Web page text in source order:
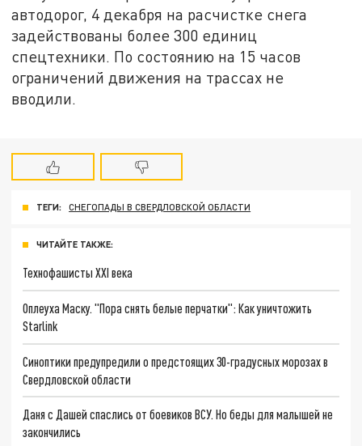
автодорог, 4 декабря на расчистке снега
задействованы более 300 единиц
спецтехники. По состоянию на 15 часов
ограничений движения на трассах не
вводили.
ТЕГИ: СНЕГОПАДЫ В СВЕРДЛОВСКОЙ ОБЛАСТИ
ЧИТАЙТЕ ТАКЖЕ:
Технофашисты XXI века
Оплеуха Маску. "Пора снять белые перчатки": Как уничтожить
Starlink
Синоптики предупредили о предстоящих 30-градусных морозах в
Свердловской области
Даня с Дашей спаслись от боевиков ВСУ. Но беды для малышей не
закончились